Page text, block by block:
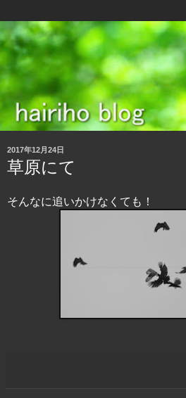
2017年12月24日
草原にて
そんなに追いかけなくても！